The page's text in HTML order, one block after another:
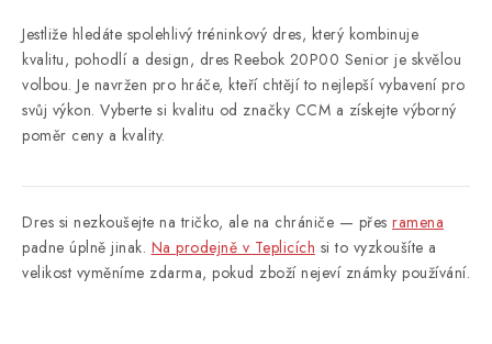
Jestliže hledáte spolehlivý tréninkový dres, který kombinuje
kvalitu, pohodlí a design, dres Reebok 20P00 Senior je skvělou
volbou. Je navržen pro hráče, kteří chtějí to nejlepší vybavení pro
svůj výkon. Vyberte si kvalitu od značky CCM a získejte výborný
poměr ceny a kvality.
Dres si nezkoušejte na tričko, ale na chrániče — přes ramena
padne úplně jinak. Na prodejně v Teplicích si to vyzkoušíte a
velikost vyměníme zdarma, pokud zboží nejeví známky používání.